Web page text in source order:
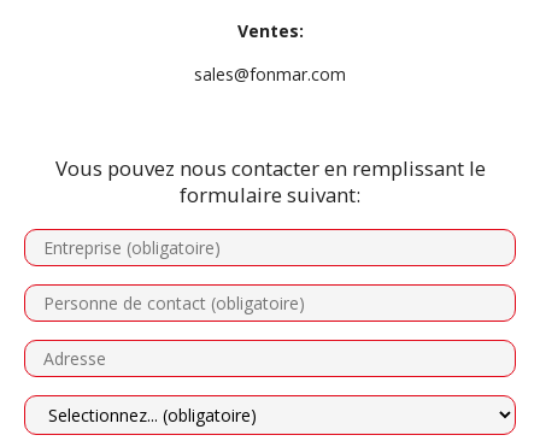
Ventes:
sales@fonmar.com
Vous pouvez nous contacter en remplissant le
formulaire suivant: